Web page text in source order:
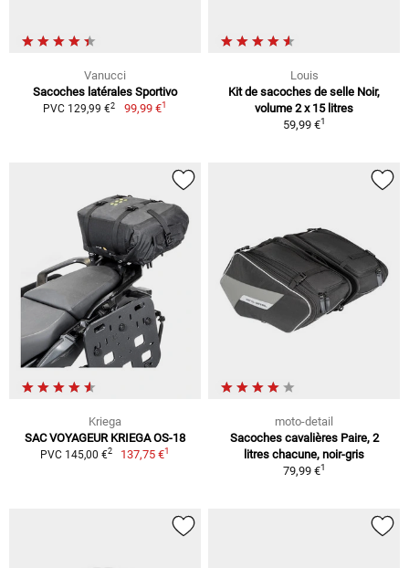
Vanucci
Sacoches latérales Sportivo
PVC 129,99 €2 99,99 €1
Louis
Kit de sacoches de selle Noir,
volume 2 x 15 litres
59,99 €1
Kriega
SAC VOYAGEUR KRIEGA OS-18
PVC 145,00 €2 137,75 €1
moto-detail
Sacoches cavalières Paire, 2
litres chacune, noir-gris
79,99 €1